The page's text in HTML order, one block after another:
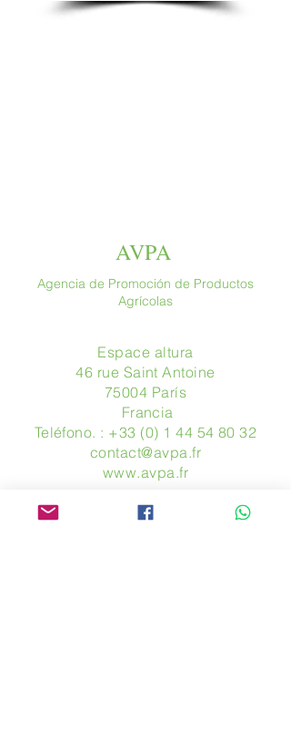
AVPA
Agencia de Promoción de Productos
Agrícolas
Espace altura
46 rue Saint Antoine
75004 París
​ Francia
Teléfono. : +33 (0) 1 44 54 80 32
contact@avpa.fr
www.avpa.fr